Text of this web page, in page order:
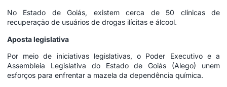
No Estado de Goiás, existem cerca de 50 clínicas de
recuperação de usuários de drogas ilícitas e álcool.
Aposta legislativa
Por meio de iniciativas legislativas, o Poder Executivo e a
Assembleia Legislativa do Estado de Goiás (Alego) unem
esforços para enfrentar a mazela da dependência química.